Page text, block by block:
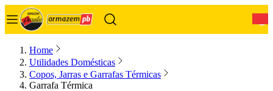
Home
Utilidades Domésticas
Copos, Jarras e Garrafas Térmicas
Garrafa Térmica